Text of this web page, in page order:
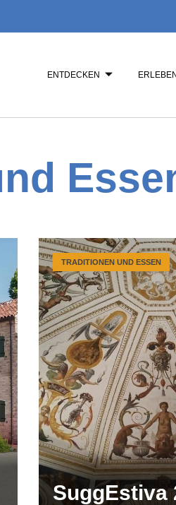
ENTDECKEN ERLEBEN
SuggEstiva
TRADITIONEN UND ESSEN